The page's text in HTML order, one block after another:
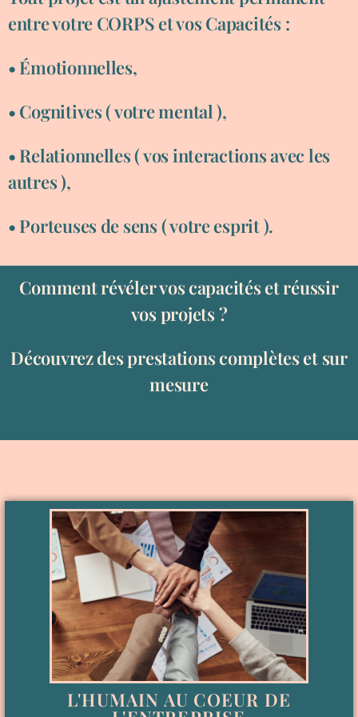
entre votre CORPS et vos Capacités :
• Émotionnelles,
• Cognitives ( votre mental ),
• Relationnelles ( vos interactions avec les
autres ),
• Porteuses de sens ( votre esprit ).
Comment révéler vos capacités et réussir
vos projets ?
Découvrez des prestations complètes et sur
mesure
L'HUMAIN AU COEUR DE